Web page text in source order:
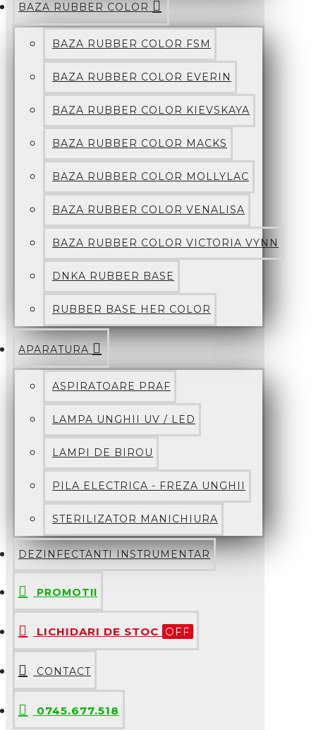
BAZA RUBBER COLOR
BAZA RUBBER COLOR FSM
BAZA RUBBER COLOR EVERIN
BAZA RUBBER COLOR KIEVSKAYA
BAZA RUBBER COLOR MACKS
BAZA RUBBER COLOR MOLLYLAC
BAZA RUBBER COLOR VENALISA
BAZA RUBBER COLOR VICTORIA VYNN
DNKA RUBBER BASE
RUBBER BASE HER COLOR
APARATURA
ASPIRATOARE PRAF
LAMPA UNGHII UV / LED
LAMPI DE BIROU
PILA ELECTRICA - FREZA UNGHII
STERILIZATOR MANICHIURA
DEZINFECTANTI INSTRUMENTAR
PROMOTII
LICHIDARI DE STOC OFF
CONTACT
0745.677.518